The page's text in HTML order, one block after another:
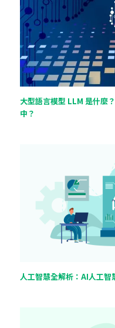
大型語言模型 LLM 是什麼
中？
人工智慧全解析：AI人工智